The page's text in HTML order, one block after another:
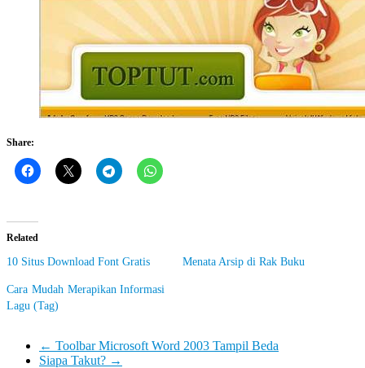
Share:
Related
10 Situs Download Font Gratis Menata Arsip di Rak Buku
Cara Mudah Merapikan Informasi
Lagu (Tag)
← Toolbar Microsoft Word 2003 Tampil Beda
Siapa Takut? →